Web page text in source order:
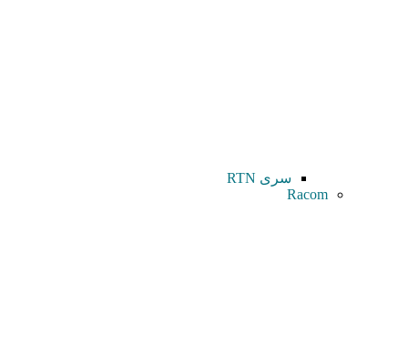
سری RTN
Racom